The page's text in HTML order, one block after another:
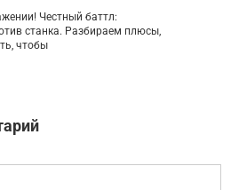
Честный баттл:
станка. Разбираем плюсы,
чтобы